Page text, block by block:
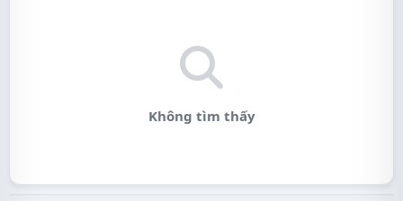
Không tìm thấy